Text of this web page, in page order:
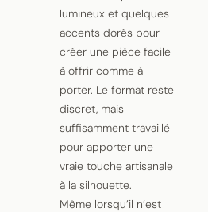
lumineux et quelques
accents dorés pour
créer une pièce facile
à offrir comme à
porter. Le format reste
discret, mais
suffisamment travaillé
pour apporter une
vraie touche artisanale
à la silhouette.
Même lorsqu’il n’est